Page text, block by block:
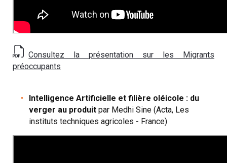
Consultez la présentation sur les Migrants
préoccupants
Intelligence Artificielle et filière oléicole : du
verger au produit par Medhi Sine (Acta, Les
instituts techniques agricoles - France)